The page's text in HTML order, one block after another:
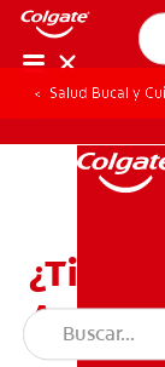
Salud Bucal y
¿Tiene